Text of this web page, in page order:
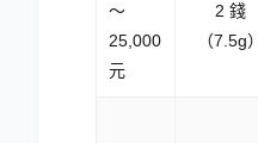
～
25,000
元
2 錢
（7.5g）